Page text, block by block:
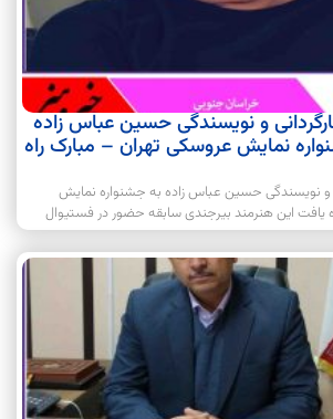
و نویسندگی حسین عباس زاده
نمایش عروسکی تهران – مبارک راه
و نویسندگی حسین عباس زاده به جشنواره نمایش
یافت این هنرمند بیرجندی سابقه حضور در فستیوال